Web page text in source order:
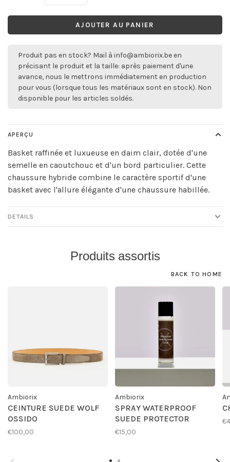
AJOUTER AU PANIER
Produit pas en stock? Mail à info@ambiorix.be en
précisant le produit et la taille: après paiement d'une
avance, nous le mettrons immédiatement en production
pour vous (lorsque tous les matériaux sont en stock). Non
disponible pour les articles soldés.
APERÇU
Basket raffinée et luxueuse en daim clair, dotée d'une
semelle en caoutchouc et d'un bord particulier. Cette
chaussure hybride combine le caractère sportif d'une
basket avec l'allure élégante d'une chaussure habillée.
DETAILS
Produits assortis
BACK TO HOME
Ambiorix
CEINTURE SUEDE WOLF
OSSIDO
€100,00
Ambiorix
SPRAY WATERPROOF
SUEDE PROTECTOR
€15,00